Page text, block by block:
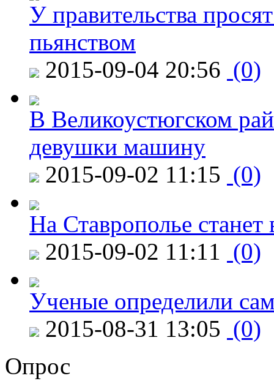
У правительства
пьянством
2015-09-04 20:56 (0)
В Великоустюгском
девушки машину
2015-09-02 11:15 (0)
На Ставрополье
2015-09-02 11:11 (0)
Ученые определили
2015-08-31 13:05 (0)
Опрос